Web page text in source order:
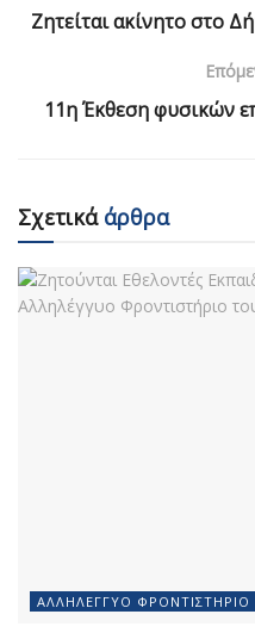
Ζητείται ακίνητο στο
11η Έκθεση φυσικών
Σχετικάάρθρα
ΑΛΛΗΛΈΓΓΥΟ ΦΡΟΝΤΙΣΤΉΡΙΟ